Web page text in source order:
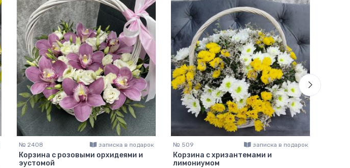
№ 2408 записка в подарок
Корзина с розовыми орхидеями и
эустомой
№ 509 записка в подарок
Корзина с хризантемами и
лимониумом